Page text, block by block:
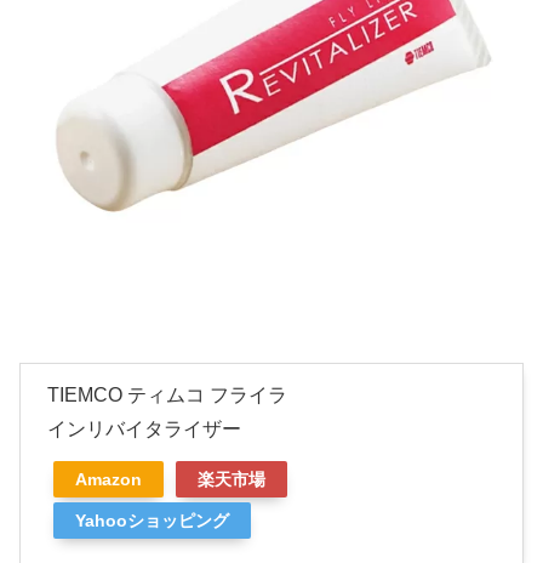
TIEMCO ティムコ フライラ
インリバイタライザー
Amazon 楽天市場
Yahooショッピング